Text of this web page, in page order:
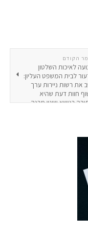
הקודם
לאיכות השלטון
לבית המשפט העליון:
את רשות ניירות ערך
חוות דעת שהיא
בנושא שינוי מבנה